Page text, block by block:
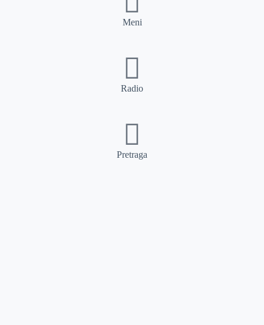
Meni
Radio
Pretraga